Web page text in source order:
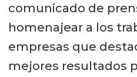
comunicado de
homenajear a los
empresas que
mejores resultados